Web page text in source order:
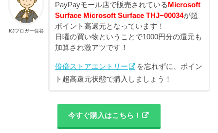
KJブロガー住谷
PayPayモール店で販売されている Microsoft
Surface Microsoft Surface THJ−00034が超
ポイント高還元となっています！
日曜の買い物ということで1000円分の還元も
加算され激アツです！
倍倍ストアエントリー
を忘れずに、ポイン
ト超高還元状態で購入しましょう！
今すぐ購入はこちら！